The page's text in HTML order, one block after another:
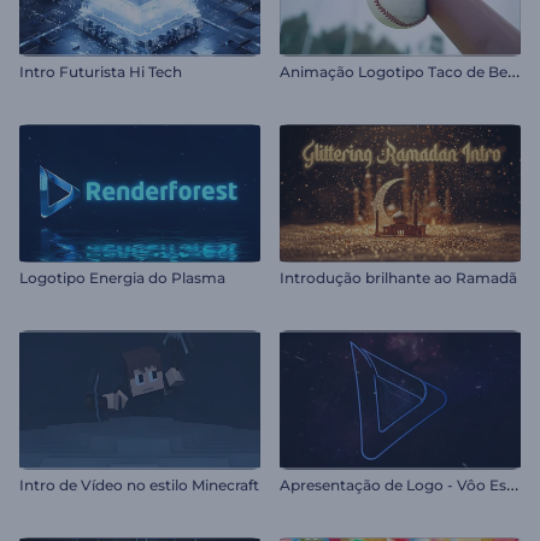
Intro Futurista Hi Tech A
nimação Logotipo Taco de Beisebol
Logotipo Energia do Plasma Introdução brilhante ao Ramadã
Intro de Vídeo no estilo Minecraft A
presentação de Logo - Vôo Estelar Vibrante